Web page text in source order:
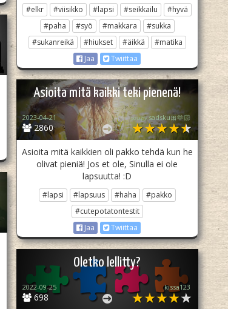
#elkr #viisikko #lapsi #seikkailu
#hyvä
#paha
#syö #makkara
#sukka
#sukanreikä
#hiukset #äikkä
#matika
Jaa
Twiittaa
Asioita mitä kaikki teki pienenä!
2860
2023-04-21 𝓼𝓸𝓾𝓹𝔂 sadsku🎀🫶🏻
Asioita mitä kaikkien oli pakko tehdä kun he
olivat pieniä! Jos et ole, Sinulla ei ole
lapsuutta! :D
#lapsi #lapsuus #haha
#pakko
#cutepotatontestit
Jaa
Twiittaa
Oletko lellitty?
698
2022-09-25 kissa123